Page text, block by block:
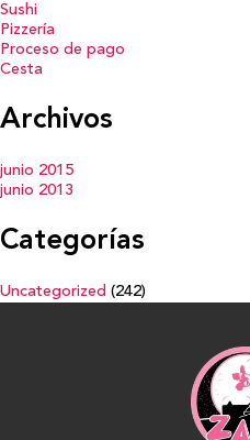
Sushi
Pizzería
Proceso de pago
Cesta
Archivos
junio 2015
junio 2013
Categorías
Uncategorized (242)